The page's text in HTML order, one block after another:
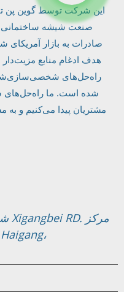
صنعت شیشه ساختمانی
صادرات به بازار آمریکای
هدف ادغام منابع
راه‌حل‌های
شده است. ما
مشتریان پیدا می‌کنیم و به